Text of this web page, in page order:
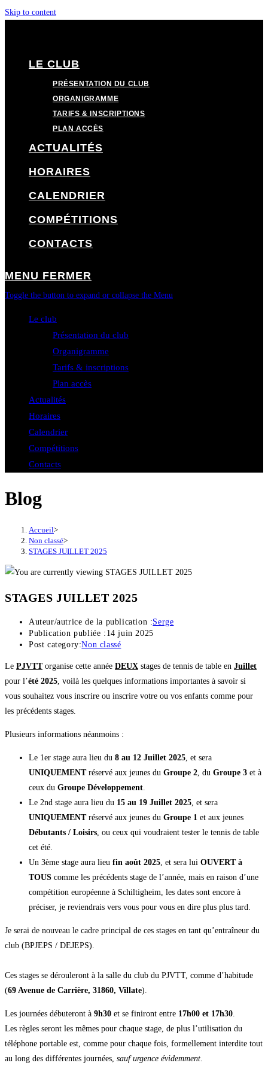
Skip to content
LE CLUB
PRÉSENTATION DU CLUB
ORGANIGRAMME
TARIFS & INSCRIPTIONS
PLAN ACCÈS
ACTUALITÉS
HORAIRES
CALENDRIER
COMPÉTITIONS
CONTACTS
MENU FERMER
Toggle the button to expand or collapse the Menu
Le club
Présentation du club
Organigramme
Tarifs & inscriptions
Plan accès
Actualités
Horaires
Calendrier
Compétitions
Contacts
Blog
Accueil>
Non classé>
STAGES JUILLET 2025
STAGES JUILLET 2025
Auteur/autrice de la publication :Serge
Publication publiée : 14 juin 2025
Post category:Non classé
Le PJVTTorganise cette année DEUX stages de tennis de table en Juillet
pour l’été 2025, voilà les quelques informations importantes à savoir si
vous souhaitez vous inscrire ou inscrire votre ou vos enfants comme pour
les précédents stages.
Plusieurs informations néanmoins :
Le 1er stage aura lieu du 8 au 12 Juillet 2025, et sera
UNIQUEMENTréservé aux jeunes du Groupe 2, du Groupe 3 et à
ceux du Groupe Développement.
Le 2nd stage aura lieu du 15 au 19 Juillet 2025, et sera
UNIQUEMENTréservé aux jeunes du Groupe 1 et aux jeunes
Débutants / Loisirs, ou ceux qui voudraient tester le tennis de table
cet été.
Un 3ème stage aura lieu fin août 2025, et sera lui OUVERT à
TOUS comme les précédents stage de l’année, mais en raison d’une
compétition européenne à Schiltigheim, les dates sont encore à
préciser, je reviendrais vers vous pour vous en dire plus plus tard.
Je serai de nouveau le cadre principal de ces stages en tant qu’entraîneur du
club (BPJEPS / DEJEPS).
Ces stages se dérouleront à la salle du club du PJVTT, comme d’habitude
(69 Avenue de Carrière, 31860, Villate).
Les journées débuteront à 9h30 et se finiront entre 17h00 et 17h30.
Les règles seront les mêmes pour chaque stage, de plus l’utilisation du
téléphone portable est, comme pour chaque fois, formellement interdite tout
au long des différentes journées, sauf urgence évidemment.